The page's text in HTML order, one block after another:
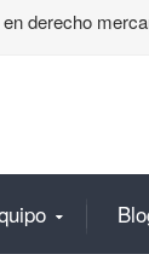
derecho